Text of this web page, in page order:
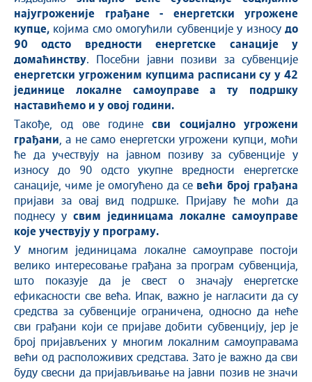
најугроженије грађане - енергетски угрожене
купце, којима смо омогућили субвенције у износудо
90 одсто вредности енергетске санације
у
домаћинству. Посебни јавни позиви за субвенције
енергетски угроженим купцима расписани су у 42
јединице локалне самоуправе а ту подршку
наставићемо и у овој години.
Такође, од ове године сви социјално угрожени
грађани , а не само енергетски угрожени купци, моћи
ће да учествују на јавном позиву за субвенције у
износу до 90 одсто укупне вредности енергетске
санације, чиме је омогућено да се већи број грађана
пријави за овај вид подршке. Пријаву ће моћи да
поднесу у свим јединицама локалне самоуправе
које учествују у програму.
У многим јединицама локалне самоуправе постоји
велико интересовање грађана за програм субвенција,
што показује да је свест о значају енергетске
ефикасности све већа. Ипак, важно је нагласити да су
средства за субвенције ограничена, односно да неће
сви грађани који се пријаве добити субвенцију, јер је
број пријављених у многим локалним самоуправама
већи од расположивих средстава. Зато је важно да сви
буду свесни да пријављивање на јавни позив не значи